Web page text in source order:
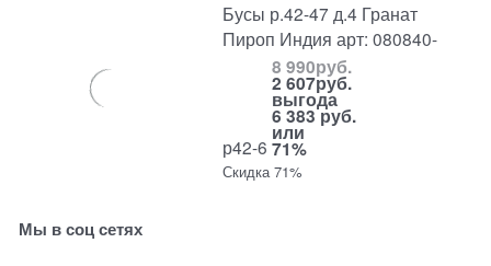
Бусы р.42-47 д.4 Гранат
Пироп Индия арт: 080840-
р42-6
8 990руб.
2 607руб.
выгода
6 383 руб.
или
71%
Скидка 71%
Мы в соц сетях